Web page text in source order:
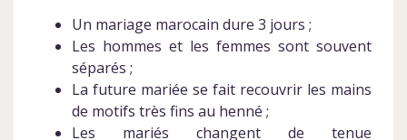
Un mariage marocain dure 3 jours ;
Les hommes et les femmes sont souvent
séparés ;
La future mariée se fait recouvrir les mains
de motifs très fins au henné ;
Les mariés changent de tenue